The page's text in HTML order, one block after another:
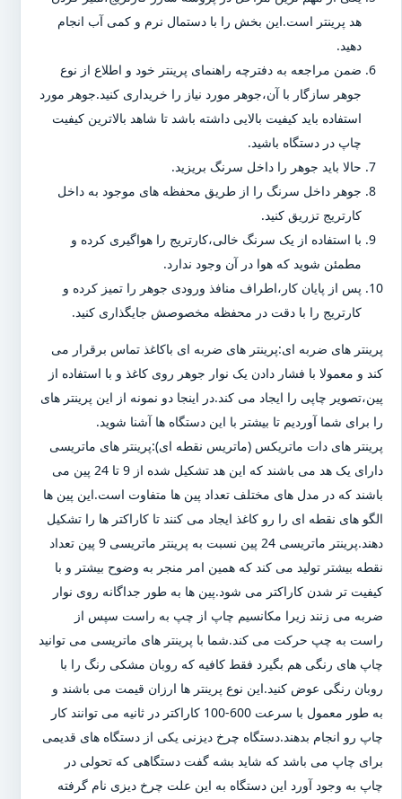
هد پرینتر است.این بخش را با دستمال نرم و کمی آب انجام
دهید.
ضمن مراجعه به دفترچه راهنمای پرینتر خود و اطلاع از نوع
جوهر سازگار با آن،جوهر مورد نیاز را خریداری کنید.جوهر مورد
استفاده باید کیفیت بالایی داشته باشد تا شاهد بالاترین کیفیت
چاپ در دستگاه باشید.
حالا باید جوهر را داخل سرنگ بریزید.
جوهر داخل سرنگ را از طریق محفظه های موجود به داخل
کارتریج تزریق کنید.
با استفاده از یک سرنگ خالی،کارتریج را هواگیری کرده و
مطمئن شوید که هوا در آن وجود ندارد.
پس از پایان کار،اطراف منافذ ورودی جوهر را تمیز کرده و
کارتریج را با دقت در محفظه مخصوصش جایگذاری کنید.
پرینتر های ضربه ای:پرینتر های ضربه ای باکاغذ تماس برقرار می
کند و معمولا با فشار دادن یک نوار جوهر روی کاغذ و با استفاده از
پین،تصویر چاپی را ایجاد می کند.در اینجا دو نمونه از این پرینتر های
را برای شما آوردیم تا بیشتر با این دستگاه ها آشنا شوید.
پرینتر های دات ماتریکس (ماتریس نقطه ای):پرینتر های ماتریسی
دارای یک هد می باشند که این هد تشکیل شده از 9 تا 24 پین می
باشند که در مدل های مختلف تعداد پین ها متفاوت است.این پین ها
الگو های نقطه ای را رو کاغذ ایجاد می کنند تا کاراکتر ها را تشکیل
دهند.پرینتر ماتریسی 24 پین نسبت به پرینتر ماتریسی 9 پین تعداد
نقطه بیشتر تولید می کند که همین امر منجر به وضوح بیشتر و با
کیفیت تر شدن کاراکتر می شود.پین ها به طور جداگانه روی نوار
ضربه می زنند زیرا مکانسیم چاپ از چپ به راست سپس از
راست به چپ حرکت می کند.شما با پرینتر های ماتریسی می توانید
چاپ های رنگی هم بگیرد فقط کافیه که روبان مشکی رنگ را با
روبان رنگی عوض کنید.این نوع پرینتر ها ارزان قیمت می باشند و
به طور معمول با سرعت 600-100 کاراکتر در ثانیه می توانند کار
چاپ رو انجام بدهند.دستگاه چرخ دیزنی یکی از دستگاه های قدیمی
برای چاپ می باشد که شاید بشه گفت دستگاهی که تحولی در
چاپ به وجود آورد این دستگاه به این علت چرخ دیزی نام گرفته